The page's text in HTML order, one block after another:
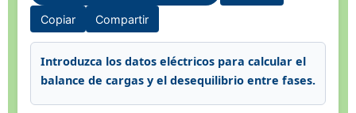
Copiar Compartir
Introduzca los datos eléctricos para calcular el
balance de cargas y el desequilibrio entre fases.